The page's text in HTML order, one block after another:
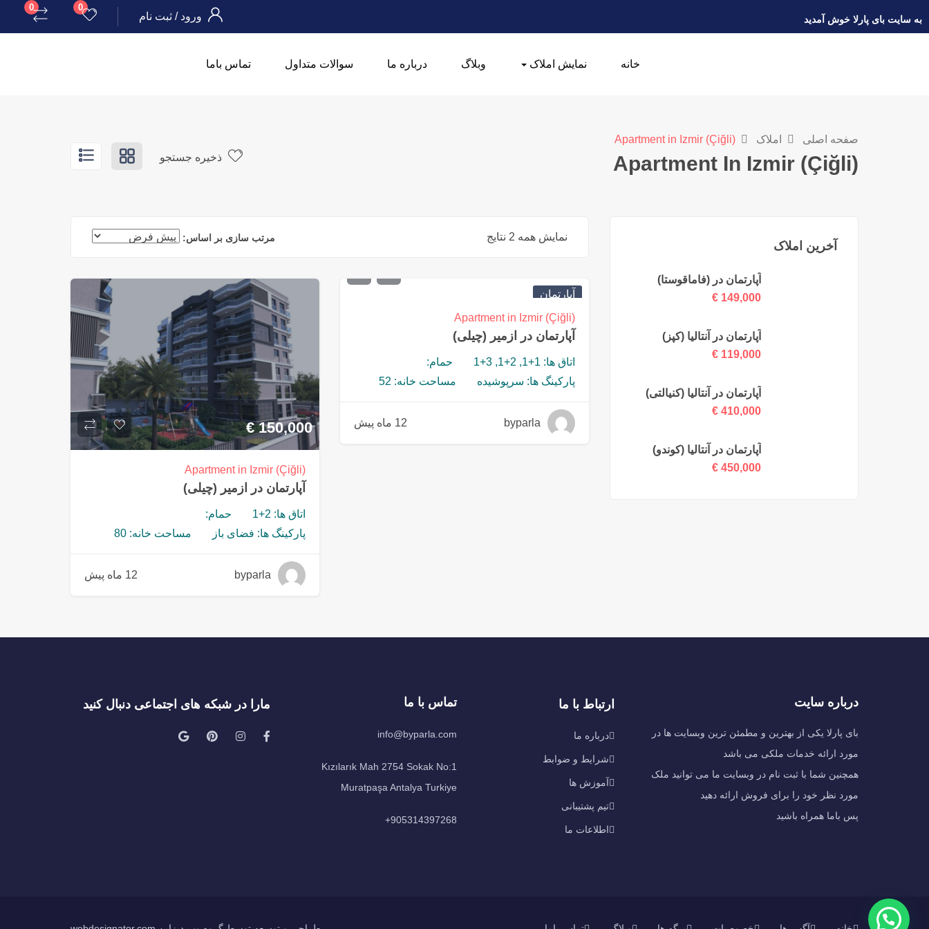
به سایت بای پارلا خوش آمدید ورود/ ثبت نام
0
0
خانه نمایش املاک وبلاگ درباره ما سوالات متداول تماس باما
صفحه اصلی املاک Apartment in Izmir (Çiğli)
Apartment In Izmir (Çiğli) ذخیره جستجو
آخرین املاک
آپارتمان در (فاماقوستا)
149,000
€
آپارتمان در آنتالیا (کپز)
119,000
€
آپارتمان در آنتالیا (کنیالتی)
410,000
€
آپارتمان در آنتالیا (کوندو)
450,000
€
نمایش همه 2 نتایج مرتب سازی بر اساس:
آپارتمان
Apartment in Izmir (Çiğli)
آپارتمان در ازمیر (چیلی)
اتاق ها: 1+1, 2+1, 3+1
حمام:
پارکینگ ها: سرپوشیده
مساحت خانه: 52
byparla 12 ماه پیش 150,000
€
Apartment in Izmir (Çiğli)
آپارتمان در ازمیر (چیلی)
اتاق ها: 2+1
حمام:
پارکینگ ها: فضای باز
مساحت خانه: 80
byparla 12 ماه پیش
درباره سایت
بای پارلا یکی از بهترین و مطمئن ترین وبسایت ها در
مورد ارائه خدمات ملکی می باشد
همچنین شما با ثبت نام در وبسایت ما می توانید ملک
مورد نظر خود را برای فروش ارائه دهید
پس باما همراه باشید
ارتباط با ما
درباره ما
شرایط و ضوابط
آموزش ها
تیم پشتیبانی
اطلاعات ما
تماس با ما
info@byparla.com
Kızılarık Mah 2754 Sokak No:1
Muratpaşa Antalya Turkiye
905314397268+
مارا در شبکه های اجتماعی دنبال کنید